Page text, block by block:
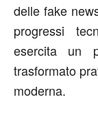
delle fake
progressi
esercita un
trasformato
moderna.